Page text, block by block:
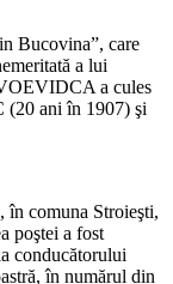
Bucovina”, care
a lui
a cules
(20 ani în 1907) şi
în comuna Stroieşti,
poştei a fost
conducătorului
în numărul din